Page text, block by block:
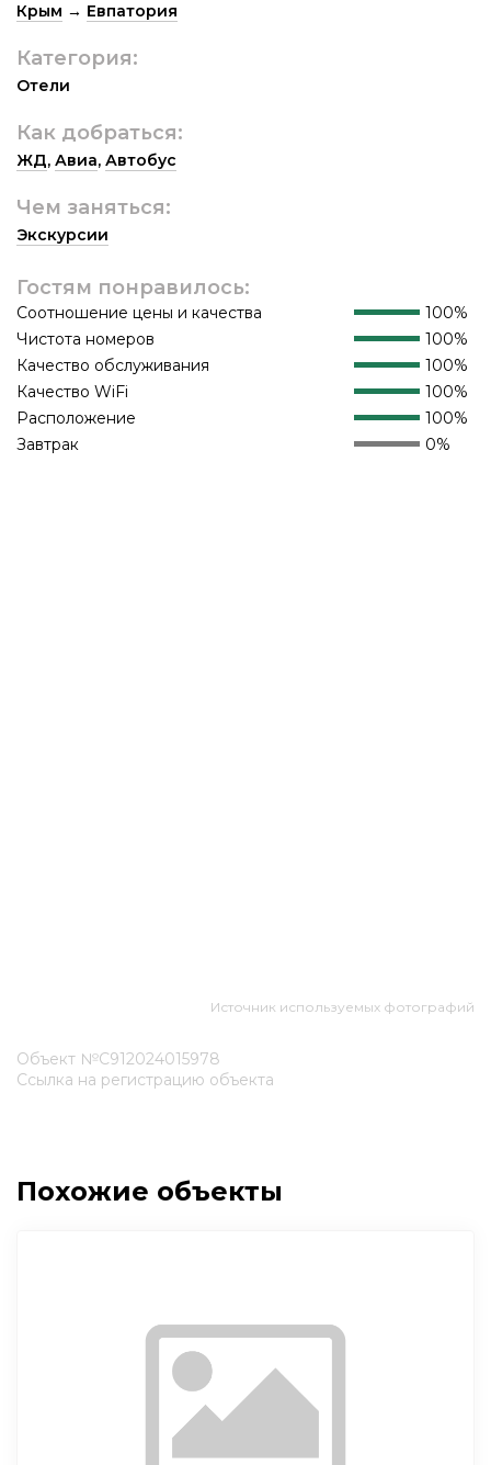
Крым → Евпатория
Категория:
Отели
Как добраться:
ЖД, Авиа, Автобус
Чем заняться:
Экскурсии
Гостям понравилось:
Соотношение цены и качества
100%
Чистота номеров
100%
Качество обслуживания
100%
Качество WiFi
100%
Расположение
100%
Завтрак
0%
Источник используемых фотографий
Объект №С912024015978
Ссылка на регистрацию объекта
Похожие объекты